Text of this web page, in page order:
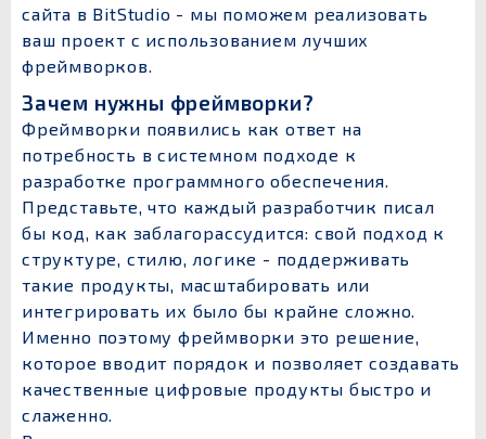
сайта в BitStudio - мы поможем реализовать
ваш проект с использованием лучших
фреймворков.
Зачем нужны фреймворки?
Фреймворки появились как ответ на
потребность в системном подходе к
разработке программного обеспечения.
Представьте, что каждый разработчик писал
бы код, как заблагорассудится: свой подход к
структуре, стилю, логике - поддерживать
такие продукты, масштабировать или
интегрировать их было бы крайне сложно.
Именно поэтому фреймворки это решение,
которое вводит порядок и позволяет создавать
качественные цифровые продукты быстро и
слаженно.